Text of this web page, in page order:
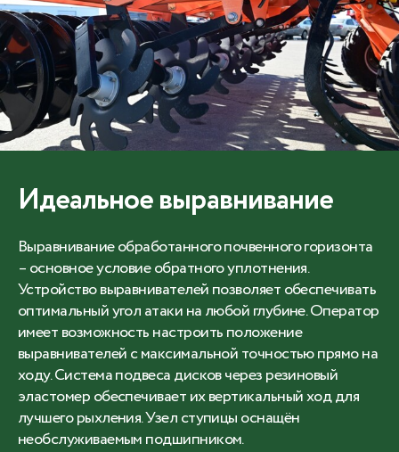
Идеальное выравнивание
Выравнивание обработанного почвенного горизонта
– основное условие обратного уплотнения.
Устройство выравнивателей позволяет обеспечивать
оптимальный угол атаки на любой глубине. Оператор
имеет возможность настроить положение
выравнивателей с максимальной точностью прямо на
ходу. Система подвеса дисков через резиновый
эластомер обеспечивает их вертикальный ход для
лучшего рыхления. Узел ступицы оснащён
необслуживаемым подшипником.